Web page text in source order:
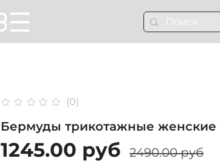
(0)
Бермуды трикотажные женские
1245.00 руб 2490.00 руб